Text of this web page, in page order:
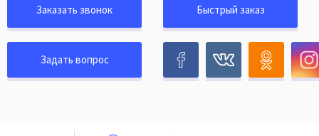
Заказать звонок
Задать вопрос
Быстрый заказ